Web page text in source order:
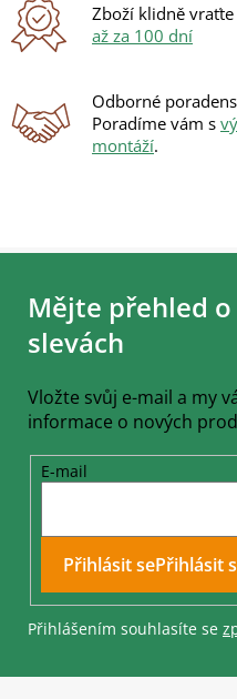
Zboží klidně vraťte
až za 100 dní
Odborné
Poradíme vám s
montáží.
Z
Mějte přehled
slevách
Vložte svůj e-mail a my
informace o nových
E-mail
Přihlásit
Přihlášením souhlasíte se